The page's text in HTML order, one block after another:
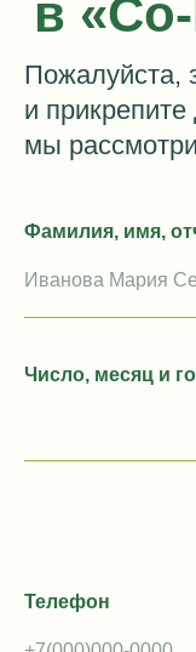
Пожалуйста,
и
мы
Фамилия, имя,
Число, месяц и
Телефон